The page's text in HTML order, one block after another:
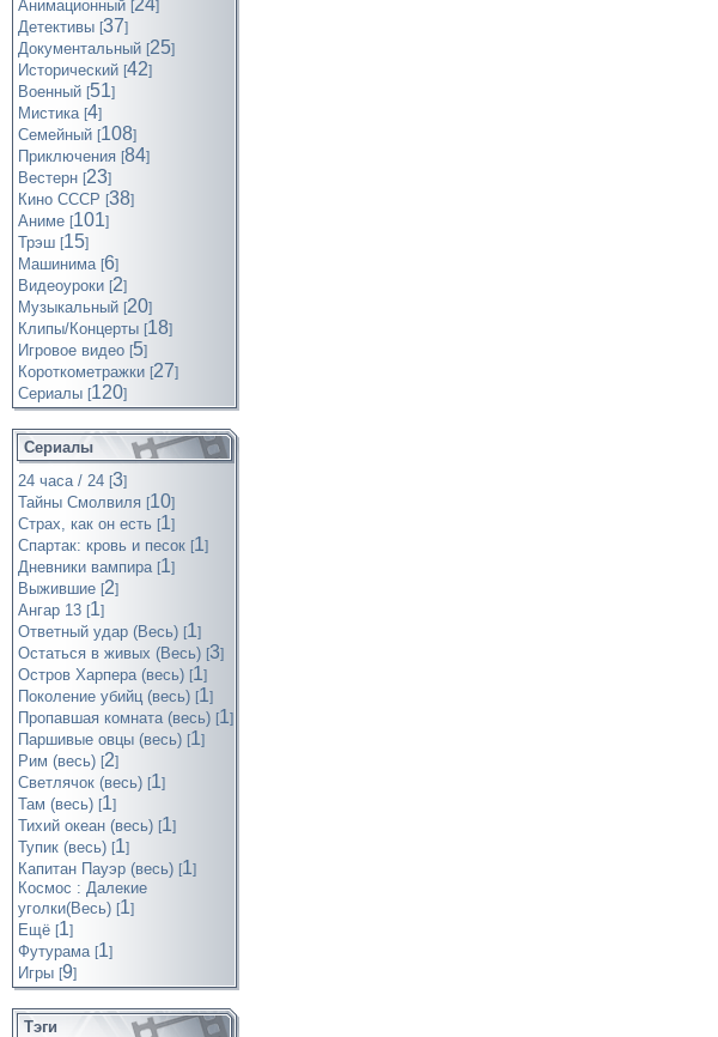
Анимационный [24]
Детективы [37]
Документальный [25]
Исторический [42]
Военный [51]
Мистика [4]
Семейный [108]
Приключения [84]
Вестерн [23]
Кино СССР [38]
Аниме [101]
Трэш [15]
Машинима [6]
Видеоуроки [2]
Музыкальный [20]
Клипы/Концерты [18]
Игровое видео [5]
Короткометражки [27]
Cериалы [120]
Сериалы
24 часа / 24 [3]
Тайны Смолвиля [10]
Страх, как он есть [1]
Спартак: кровь и песок [1]
Дневники вампира [1]
Выжившие [2]
Ангар 13 [1]
Ответный удар (Весь) [1]
Остаться в живых (Весь) [3]
Остров Харпера (весь) [1]
Поколение убийц (весь) [1]
Пропавшая комната (весь) [1]
Паршивые овцы (весь) [1]
Рим (весь) [2]
Светлячок (весь) [1]
Там (весь) [1]
Тихий океан (весь) [1]
Тупик (весь) [1]
Капитан Пауэр (весь) [1]
Космос : Далекие
уголки(Весь) [1]
Ещё [1]
Футурама [1]
Игры [9]
Тэги